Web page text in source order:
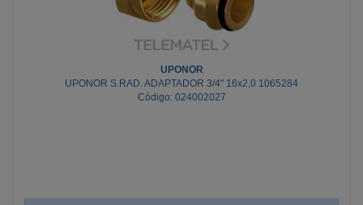
UPONOR
UPONOR S.RAD. ADAPTADOR 3/4" 16x2,0 1065284
Código: 024002027